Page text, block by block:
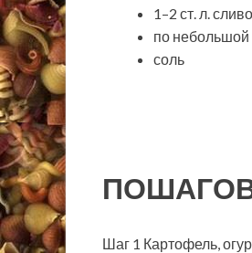
1–2 ст. л.
по небольшой
соль
Шаг 1 Картофель,